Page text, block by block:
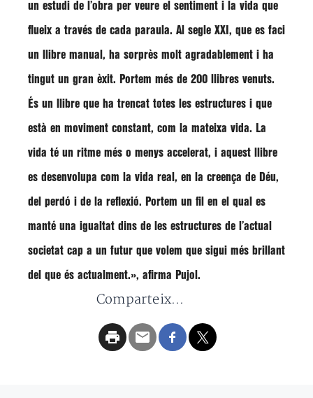
un estudi de l’obra per veure el sentiment i la vida que
flueix a través de cada paraula. Al segle XXI, que es faci
un llibre manual, ha sorprès molt agradablement i ha
tingut un gran èxit. Portem més de 200 llibres venuts.
És un llibre que ha trencat totes les estructures i que
està en moviment constant, com la mateixa vida. La
vida té un ritme més o menys accelerat, i aquest llibre
es desenvolupa com la vida real, en la creença de Déu,
del perdó i de la reflexió. Portem un fil en el qual es
manté una igualtat dins de les estructures de l’actual
societat cap a un futur que volem que sigui més brillant
del que és actualment.», afirma Pujol.
Comparteix...